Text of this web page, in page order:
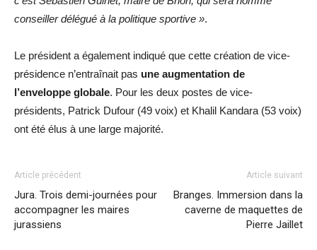
conseiller délégué à la politique sportive ».
Le président a également indiqué que cette création de vice-
présidence n’entraînait pas une augmentation de
l’enveloppe globale. Pour les deux postes de vice-
présidents, Patrick Dufour (49 voix) et Khalil Kandara (53 voix)
ont été élus à une large majorité.
Article précédent
Jura. Trois demi-journées pour
accompagner les maires
jurassiens
Article suivant
Branges. Immersion dans la
caverne de maquettes de
Pierre Jaillet